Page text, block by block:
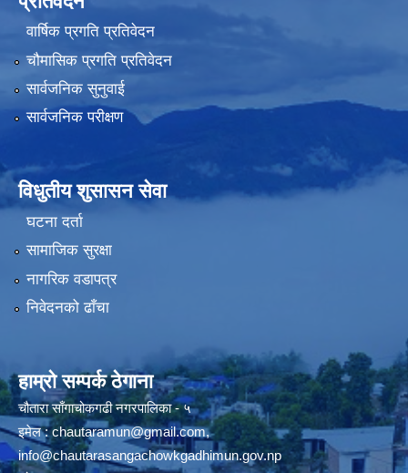
वार्षिक प्रगति प्रतिवेदन
चौमासिक प्रगति प्रतिवेदन
सार्वजनिक सुनुवाई
सार्वजनिक परीक्षण
विधुतीय शुसासन सेवा
घटना दर्ता
सामाजिक सुरक्षा
नागरिक वडापत्र
निवेदनको ढाँचा
हाम्रो सम्पर्क ठेगाना
चौतारा साँगाचोकगढी नगरपालिका - ५
इमेल :chautaramun@gmail.com,
info@chautarasangachowkgadhimun.gov.np